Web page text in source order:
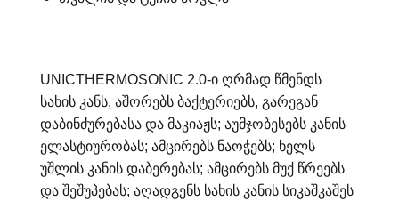
UNICTHERMOSONIC 2.0-ი ღრმად წმენდს
სახის კანს, აშორებს ბაქტერიებს, გარეგან
დაბინძურებასა და მაკიაჟს; აუმჯობესებს კანის
ელასტიურობას; ამცირებს ნაოჭებს; ხელს
უშლის კანის დაბერებას; ამცირებს მუქ წრეებს
და შეშუპებას; აღადგენს სახის კანის სიკაშკაშეს